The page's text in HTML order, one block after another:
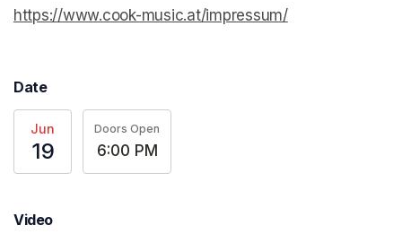
https://www.cook-music.at/impressum/(opens in a
Date
Jun
19
Doors Open
6:00 PM
Video